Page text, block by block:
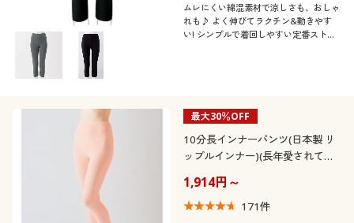
ムレにくい綿混素材で涼しさも、おしゃ
れも♪ よく伸びてラクチン&動きやす
い! シンプルで着回しやすい定番ストレ
最大30％OFF
10分長インナーパンツ(日本製 リ
ップルインナー)(長年愛されてい
1,914円～
171件